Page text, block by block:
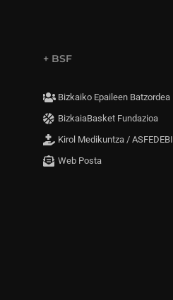
+ BSF
Bizkaiko Epaileen Batzordea
BizkaiaBasket Fundazioa
Kirol Medikuntza / ASFEDEBI
Web Posta